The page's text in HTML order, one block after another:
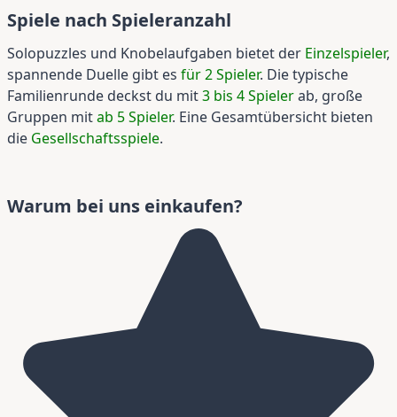
Spiele nach Spieleranzahl
Solopuzzles und Knobelaufgaben bietet der Einzelspieler,
spannende Duelle gibt es für 2 Spieler. Die typische
Familienrunde deckst du mit3 bis 4 Spielerab, große
Gruppen mitab 5 Spieler. Eine Gesamtübersicht bieten
die Gesellschaftsspiele.
Warum bei uns einkaufen?